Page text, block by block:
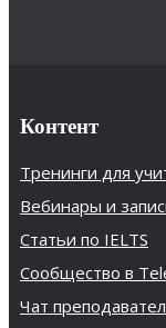
Контент
Тренинги для
Вебинары и
Статьи по IELTS
Сообщество в
Чат